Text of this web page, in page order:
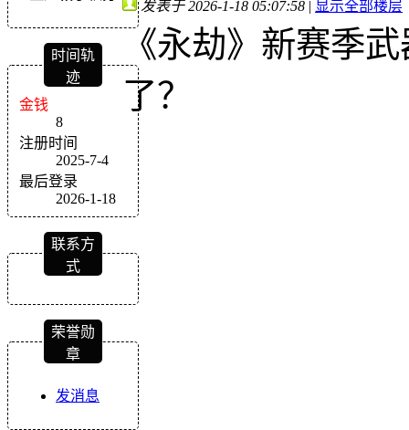
时间轨
迹
金钱
8
注册时间
2025-7-4
最后登录
2026-1-18
联系方
式
荣誉勋
章
发消息
发表于 2026-1-18 05:07:58 | 显示全部楼层
《永劫》新赛季
了？